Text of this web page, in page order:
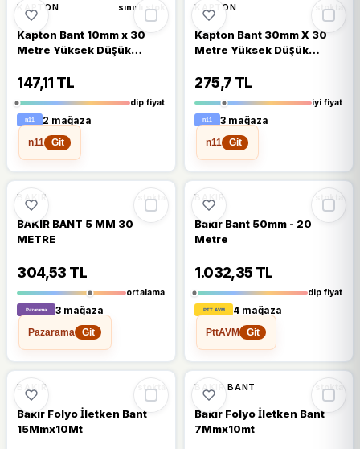
%37 %37 DÜŞTÜ
KAPTON sınırlı stok
Kapton Bant 10mm x 30
Metre Yüksek Düşük
Isıya Dayanıklı Güçlü
Yalıtım
147,11 TL
dip fiyat
2 mağaza
n11
Git
%15
KAPTON stokta
Kapton Bant 30mm X 30
Metre Yüksek Düşük
Isıya Dayanıklı Güçlü
Yalıtım
275,7 TL
iyi fiyat
3 mağaza
n11
Git
%6
BAKIR stokta
BAKIR BANT 5 MM 30
METRE
304,53 TL
ortalama
3 mağaza
Pazarama
Git
%15
BAKIR stokta
Bakır Bant 50mm - 20
Metre
1.032,35 TL
dip fiyat
4 mağaza
PttAVM
Git
%14
BAKIR stokta
Bakır Folyo İletken Bant
15Mmx10Mt
%13
BAKIR BANT stokta
Bakır Folyo İletken Bant
7Mmx10mt